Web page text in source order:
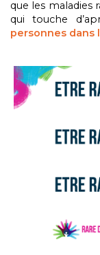
que les maladies
qui touche
personnes dans